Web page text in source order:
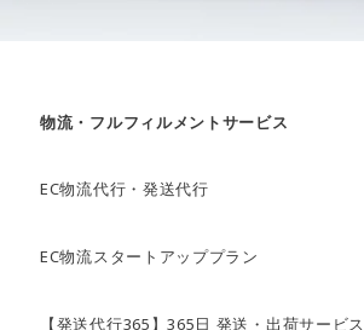
物流・フルフィルメントサービス
EC物流代行・発送代行
EC物流スタートアッププラン
【発送代行365】365日 発送・出荷サービス